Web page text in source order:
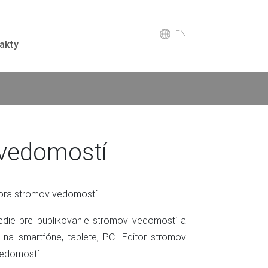
EN
stromov vedomostí.
pre publikovanie stromov vedomostí a
smartfóne, tablete, PC. Editor stromov